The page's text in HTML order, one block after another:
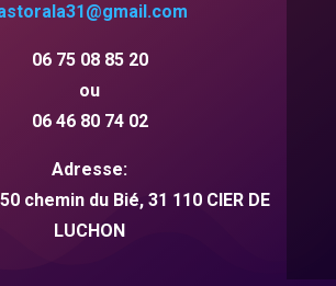
@gmail.com
06 75 08 85 20
ou
06 46 80 74 02
Adresse:
chemin du Bié, 31 110 CIER DE
LUCHON